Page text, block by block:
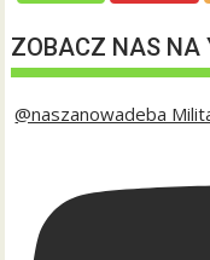
ZOBACZ NAS NA
@naszanowadeba